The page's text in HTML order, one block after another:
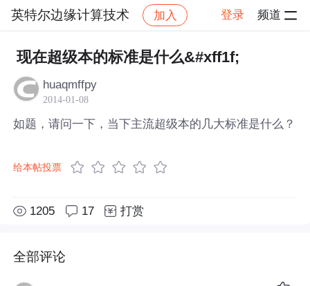
英特尔边缘计算技术 加入 登录 频道
社区 英特尔边缘计算技术 帖子详情
现在超级本的标准是什么&#xff1f;
huaqmffpy
2014-01-08
如题，请问一下，当下主流超级本的几大标准是什么？
给本帖投票
1205 17 打赏
全部评论